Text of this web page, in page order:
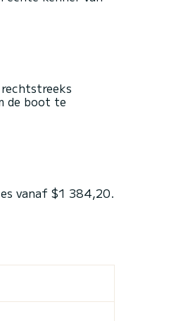
de boot te
vanaf $1 384,20.